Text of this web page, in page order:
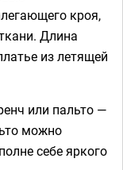
кроя,
Длина
из летящей
или пальто —
можно
себе яркого